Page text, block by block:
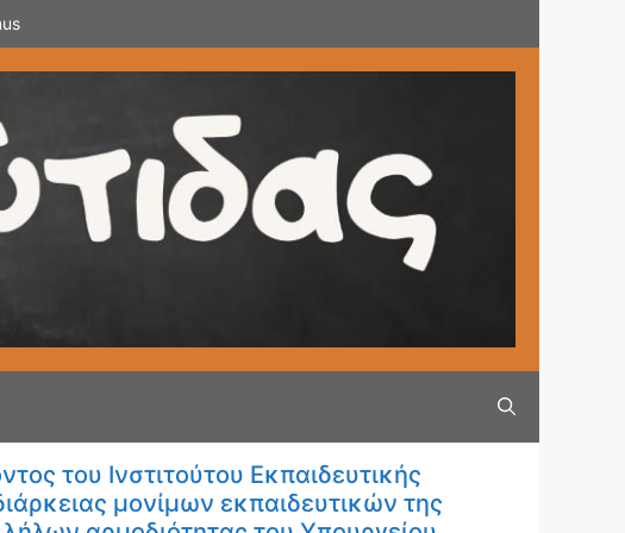
του Ινστιτούτου Εκπαιδευτικής
μονίμων εκπαιδευτικών της